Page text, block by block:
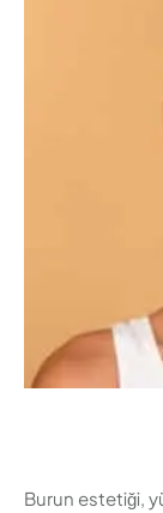
fiyatlarını
fiyat
Etkileyen
Burun estetiği,